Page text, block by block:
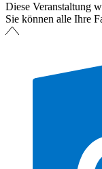
Diese Veranstaltung
Sie können alle Ihre